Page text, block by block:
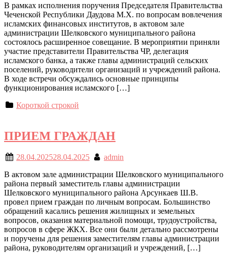
В рамках исполнения поручения Председателя Правительства
Чеченской Республики Даудова М.Х. по вопросам вовлечения
исламских финансовых институтов, в актовом зале
администрации Шелковского муниципального района
состоялось расширенное совещание. В мероприятии приняли
участие представители Правительства ЧР, делегация
исламского банка, а также главы администраций сельских
поселений, руководители организаций и учреждений района.
В ходе встречи обсуждались основные принципы
функционирования исламского […]
Короткой строкой
ПРИЕМ ГРАЖДАН
28.04.202528.04.2025
admin
В актовом зале администрации Шелковского муниципального
района первый заместитель главы администрации
Шелковского муниципального района Арсункаев Ш.В.
провел прием граждан по личным вопросам. Большинство
обращений касались решения жилищных и земельных
вопросов, оказания материальной помощи, трудоустройства,
вопросов в сфере ЖКХ. Все они были детально рассмотрены
и поручены для решения заместителям главы администрации
района, руководителям организаций и учреждений, […]